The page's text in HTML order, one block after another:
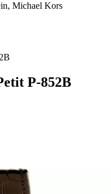
Michael Kors
P-852B